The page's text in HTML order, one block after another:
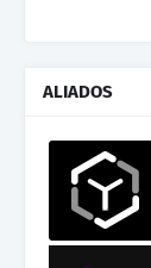
ALIADOS